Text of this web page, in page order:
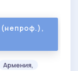
Армения,